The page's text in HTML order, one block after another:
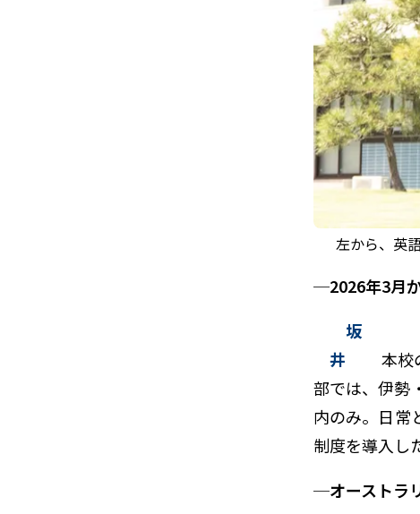
左から、英
─2026年3月
坂
井
本校
部では、伊勢
内のみ。日常
制度を導入し
─オーストラ